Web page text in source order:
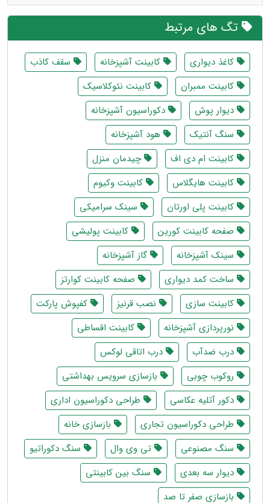
تگ های مرتبط
کاغذ دیواری کابینت آشپزخانه
سقف کاذب
کابینت ممبران
کابینت نئوکلاسیک
دیوار پوش
دکوراسیون آشپزخانه
سنگ آنتیک
هود آشپزخانه
کابینت ام دی اف
چیدمان منزل
کابینت هایگلاس
کابینت وکیوم
کابینت پلی اورتان
سینک سرامیکی
صفحه کابینت کورین
کابینت پولیشی
سینک آشپزخانه
گاز آشپزخانه
ساخت کمد دیواری
صفحه کابینت کوارتز
کابینت سازی
نصب قرنیز
کفپوش پارکت
نورپردازی آشپزخانه
کابینت اقساطی
درب ضدآب
درب اتاقی لوکس
روکوب چوبی
بازسازی سرویس بهداشتی
دکور آتلیه عکاسی
طراحی دکوراسیون اداری
طراحی دکوراسیون تجاری
بازسازی خانه
سنگ مصنوعی
تی وی وال
سنگ دکوراتیو
دیوار سه بعدی
سنگ بین کابینتی
بازسازی صفر تا صد